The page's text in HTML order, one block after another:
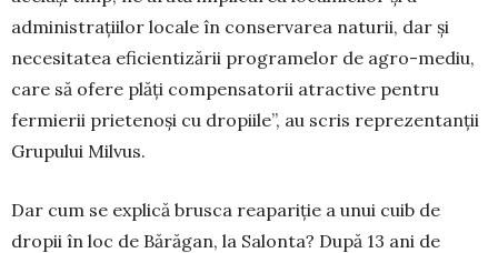
administrațiilor locale în conservarea naturii, dar și
necesitatea eficientizării progra­melor de agro-mediu,
care să ofere plăți compen­satorii atractive pentru
fermierii prietenoși cu dropiile”, au scris reprezentanții
Grupului Mil­vus.
Dar cum se explică brusca reapariție a unui cuib de
dropii în loc de Bărăgan, la Salonta? După 13 ani de